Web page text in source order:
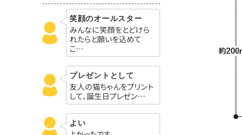
笑顔のオールスター
みんなに笑顔をとどけら
れたらと願いを込めて
こ…
プレゼントとして
友人の猫ちゃんをプリント
して、誕生日プレゼン…
よい